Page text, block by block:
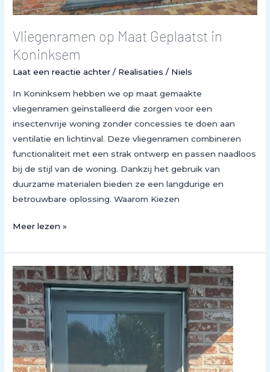
Vliegenramen op Maat Geplaatst in
Koninksem
Laat een reactie achter / Realisaties / Niels
In Koninksem hebben we op maat gemaakte
vliegenramen geïnstalleerd die zorgen voor een
insectenvrije woning zonder concessies te doen aan
ventilatie en lichtinval. Deze vliegenramen combineren
functionaliteit met een strak ontwerp en passen naadloos
bij de stijl van de woning. Dankzij het gebruik van
duurzame materialen bieden ze een langdurige en
betrouwbare oplossing. Waarom Kiezen
Meer lezen »
Op
Maat
Gemaakte
Vliegendeur
Geplaatst
in
Henis